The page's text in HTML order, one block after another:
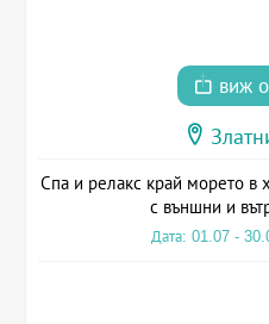
виж
Спа и релакс край морето в
с външни и
Дата: 01.07 -